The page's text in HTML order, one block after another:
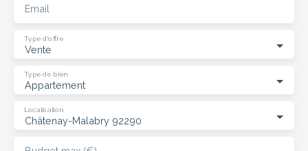
Email
Vente
Type d'offre
Appartement
Type de bien
Châtenay-Malabry 92290
Localisation